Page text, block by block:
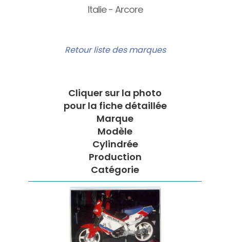
Italie - Arcore
Retour liste des marques
Cliquer sur la photo
pour la fiche détaillée
Marque
Modèle
Cylindrée
Production
Catégorie